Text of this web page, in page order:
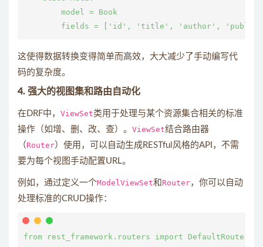
        model = Book
这使得数据转换变得简单而高效，大大减少了手动编写代
码的复杂度。
4. 强大的视图集和路由自动化
在DRF中， ViewSet类用于处理与某个资源集合相关的标准
操作（如增、删、改、查）。 ViewSet结合路由器
（Router）使用，可以自动生成RESTful风格的API，不需
要为每个视图手动配置URL。
例如，通过定义一个ModelViewSet和 Router，你可以自动
处理标准的CRUD操作：
from rest_framework.routers import DefaultRouter